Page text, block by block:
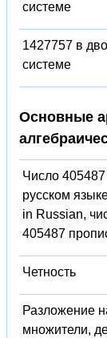
системе
1427757 в
системе
Основные
Число 405487
русском
in Russian,
405487
Четность
Разложение
множители,